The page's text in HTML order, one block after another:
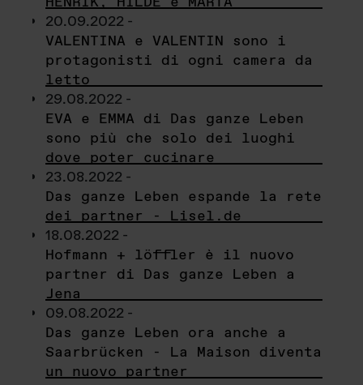
20.09.2022 -
VALENTINA e VALENTIN sono i
protagonisti di ogni camera da
letto
29.08.2022 -
EVA e EMMA di Das ganze Leben
sono più che solo dei luoghi
dove poter cucinare
23.08.2022 -
Das ganze Leben espande la rete
dei partner - Lisel.de
18.08.2022 -
Hofmann + löffler è il nuovo
partner di Das ganze Leben a
Jena
09.08.2022 -
Das ganze Leben ora anche a
Saarbrücken - La Maison diventa
un nuovo partner